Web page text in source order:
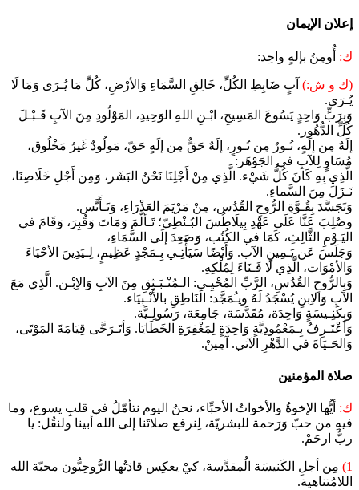
إعلان الإيمان
ك: أُومِنُ بإلهٍ واحِد:
(ك و ش:) آبٍ ضَابِطِ الكُلِّ، خَالِقِ السَّمَاءِ وَالأرْضِ، كُلِّ مَا يُـرَى وَمَا لَا
يُـرَى.
وَبِرَبٍّ وَاحِدٍ يَسُوعَ المَسِيحِ، ابْـنِ اللهِ الوَحِيدِ، المَوْلُودِ مِنَ الآبِ قَـبْـلَ
كُلِّ الدُّهُور.
إلَهٌ مِن إلَهٍ، نُـورٌ مِن نُـورٍ، إلَهٌ حَقٌّ مِن إلَهٍ حَقّ، مَولُودٌ غَيرُ مَخْلُوق،
مُسَاوٍ لِلآبِ في الجَوْهَر:
الَّذِي بِهِ كَانَ كُلُّ شَيْء. الَّذِي مِنْ أَجْلِنَا نَحْنُ البَشَر، وَمِن أَجْلِ خَلَاصِنَا،
نَـزَلَ مِنَ السَّماءِ.
وَتَجَسَّدَ بِقُـوَّةِ الرُّوحِ القُدُس، مِنْ مَرْيَمَ العَذْرَاءِ، وَتَـأَنَّس.
وصُلِبَ عَنَّا عَلَى عَهْدِ بِيلَاطُسَ البُـنْطِيّ؛ تَـألَّمَ وَمَاتَ وَقُبِرَ، وَقَامَ في
اليَـوْمِ الثَّالِثِ، كَمَا في الكُتُب، وَصَعِدَ إلَى السَّمَاءِ،
وَجَلَسَ عَن يَـمِينِ الآب. وَأَيْضًا سَيَأْتِـي بِـمَجْدٍ عَظِيمٍ، لِـيَدِينَ الأحْيَاءَ
وَالأمْوَات، الَّذِي لَا فَـنَاءَ لِمُلْكِهِ.
وَبِالرُّوحِ القُدُسِ، الرَّبِّ المُحْيِـي: الـمُنْـبَـثِقِ مِنَ الآبِ وَالاِبْـن. الَّذِي مَعَ
الآبِ وَالاِبنِ يُسْجَدُ لَهُ ويـُمَجَّد: الَنَاطِقِ بالأَنْـبِيَاء.
وَبِكَنِـيسَةٍ وَاحِدَة، مُقَدَّسَة، جَامِعَة، رَسُولِـيَّة.
وَأعْتَـرِفُ بِـمَعْمُودِيَّةٍ وَاحِدَةٍ لِمَغْفِرَةِ الخَطَايَا. وَأتَـرَجَّى قِيَامَةَ المَوْتَى،
وَالحَـيَاةَ في الدَّهْرِ الآتي. آمِينْ.
صلاة المؤمنين
ك: أيُّها الإخوةُ والأخواتُ الأحبِّاء، نحنُ اليوم نتأمّلُ في قلبِ يسوع، وما
فيهِ من حبّ وَرَحمة للبشريّة، لِنرفع صلاتَنا إلى الله أبينا ولنقُل: يا
ربُّ ارحَمْ.
1)
مِن أجلِ الكَنيسَة الُمقدَّسة، كيْ يعكِس قادَتُها الرُّوحِيُّون محبّة الله
اللامُتناهية.